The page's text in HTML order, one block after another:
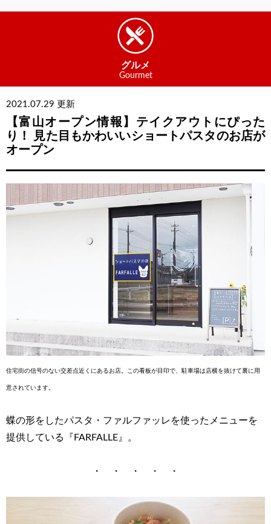
グルメ
Gourmet
2021.07.29 更新
【富山オープン情報】テイクアウトにぴった
り！ 見た目もかわいいショートパスタのお店が
オープン
住宅街の信号のない交差点近くにあるお店。この看板が目印で、駐車場は店横を抜けて裏に用
意されています。
蝶の形をしたパスタ・ファルファッレを使ったメニューを
提供している『FARFALLE』。
・ ・ ・ ・ ・